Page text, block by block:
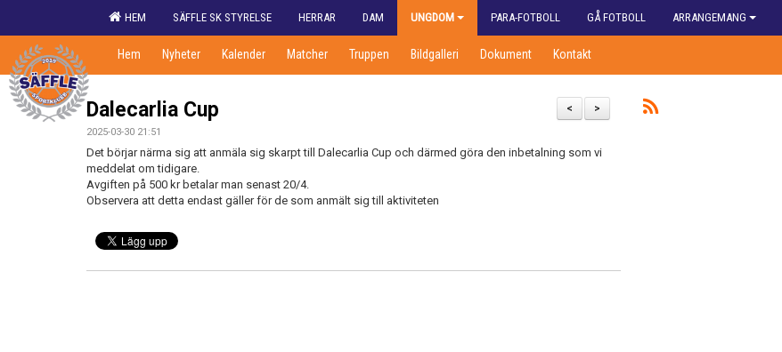
HEM SÄFFLE SK STYRELSE HERRAR DAM UNGDOM PARA-FOTBOLL GÅ FOTBOLL ARRANGEMANG
Hem Nyheter Kalender Matcher Truppen Bildgalleri Dokument Kontakt
>
<
Dalecarlia Cup
2025-03-30 21:51
Det börjar närma sig att anmäla sig skarpt till Dalecarlia Cup och därmed göra den inbetalning som vi
meddelat om tidigare.
Avgiften på 500 kr betalar man senast 20/4.
Observera att detta endast gäller för de som anmält sig till aktiviteten